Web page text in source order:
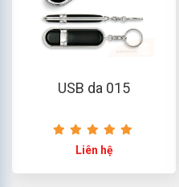
USB da 015
Liên hệ